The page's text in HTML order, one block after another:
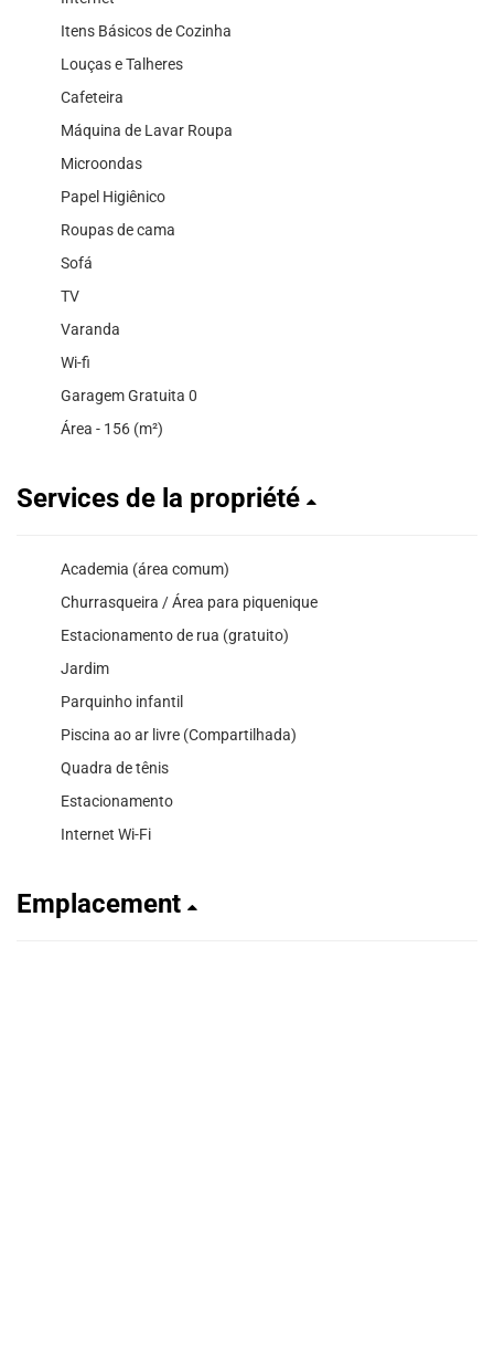
Itens Básicos de Cozinha
Louças e Talheres
Cafeteira
Máquina de Lavar Roupa
Microondas
Papel Higiênico
Roupas de cama
Sofá
TV
Varanda
Wi-fi
Garagem Gratuita 0
Área - 156 (m²)
Services de la propriété
Academia (área comum)
Churrasqueira / Área para piquenique
Estacionamento de rua (gratuito)
Jardim
Parquinho infantil
Piscina ao ar livre (Compartilhada)
Quadra de tênis
Estacionamento
Internet Wi-Fi
Emplacement